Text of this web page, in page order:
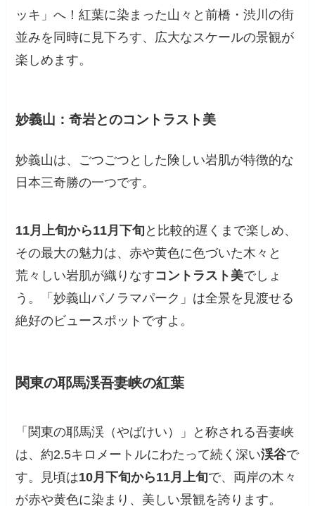
ッキ」へ！紅葉に染まった山々と前橋・渋川の街
並みを同時に見下ろす、広大なスケールの景観が
楽しめます。
妙義山：奇岩とのコントラスト美
妙義山は、ごつごつとした険しい岩肌が特徴的な
日本三奇勝の一つです。
11月上旬から11月下旬 と比較的遅くまで楽しめ、
その最大の魅力は、赤や黄色に色づいた木々と
荒々しい岩肌が織りなすコントラスト美でしょ
う。「妙義山パノラマパーク」は全景を見渡せる
絶好のビュースポットですよ。
関東の耶馬渓吾妻峡の紅葉
「関東の耶馬渓（やばけい）」と称される吾妻峡
は、約2.5キロメートルにわたって続く深い渓谷で
す。見頃は10月下旬から11月上旬で、両岸の木々
が赤や黄色に染まり、美しい景観を誇ります。